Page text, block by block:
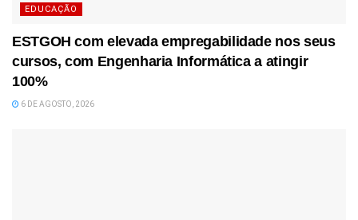
EDUCAÇÃO
ESTGOH com elevada empregabilidade nos seus
cursos, com Engenharia Informática a atingir
100%
6 DE AGOSTO, 2026